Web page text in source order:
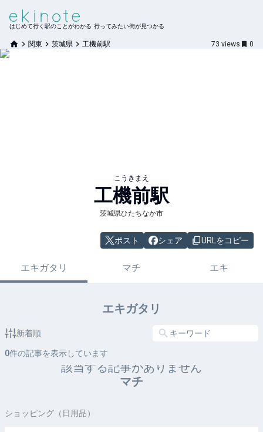
はじめて行く駅のことがわかる 行ってみたい街が見つかる
関東 茨城県 工機前駅 73 views 0
こうきまえ
工機前駅
茨城県ひたちなか市
ポスト シェア URLをコピー
エキガタリ マチ エキ
エキガタリ
新着順
0件の記事を表示しています
該当する記事がありません
マチ
ショッピング（日用品）